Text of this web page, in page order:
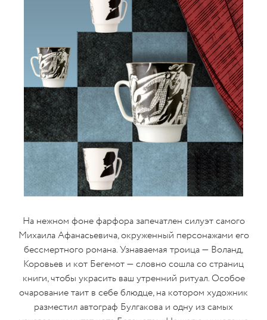
На нежном фоне фарфора запечатлен силуэт самого
Михаила Афанасьевича, окруженный персонажами его
бессмертного романа. Узнаваемая троица — Воланд,
Коровьев и кот Бегемот — словно сошла со страниц
книги, чтобы украсить ваш утренний ритуал. Особое
очарование таит в себе блюдце, на котором художник
разместил автограф Булгакова и одну из самых